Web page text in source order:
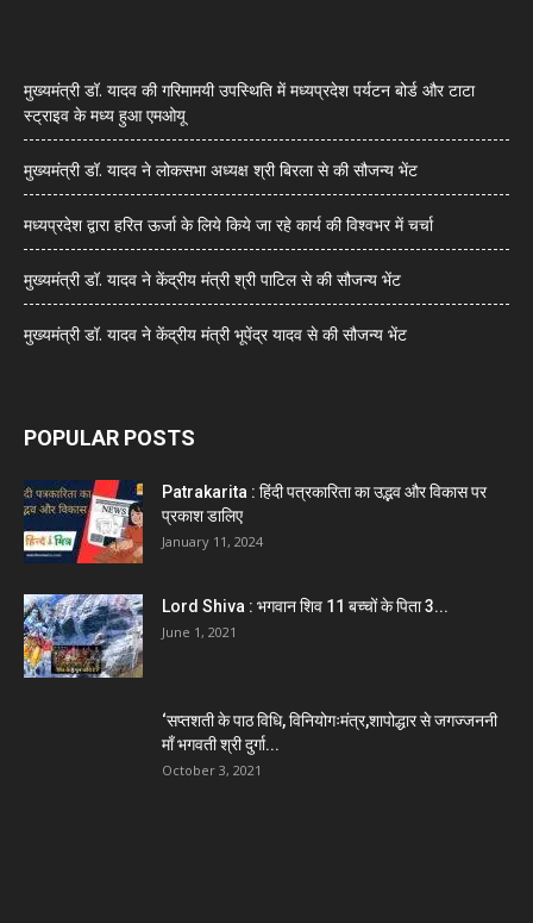
मुख्यमंत्री डॉ. यादव की गरिमामयी उपस्थिति में मध्यप्रदेश पर्यटन बोर्ड और टाटा
स्ट्राइव के मध्य हुआ एमओयू
मुख्यमंत्री डॉ. यादव ने लोकसभा अध्यक्ष श्री बिरला से की सौजन्य भेंट
मध्यप्रदेश द्वारा हरित ऊर्जा के लिये किये जा रहे कार्य की विश्वभर में चर्चा
मुख्यमंत्री डॉ. यादव ने केंद्रीय मंत्री श्री पाटिल से की सौजन्य भेंट
मुख्यमंत्री डॉ. यादव ने केंद्रीय मंत्री भूपेंद्र यादव से की सौजन्य भेंट
POPULAR POSTS
Patrakarita : हिंदी पत्रकारिता का उद्भव और विकास पर
प्रकाश डालिए
January 11, 2024
Lord Shiva : भगवान शिव 11 बच्चों के पिता 3...
June 1, 2021
‘सप्तशती के पाठ विधि, विनियोगःमंत्र,शापोद्धार से जगज्जननी
माँ भगवती श्री दुर्गा...
October 3, 2021